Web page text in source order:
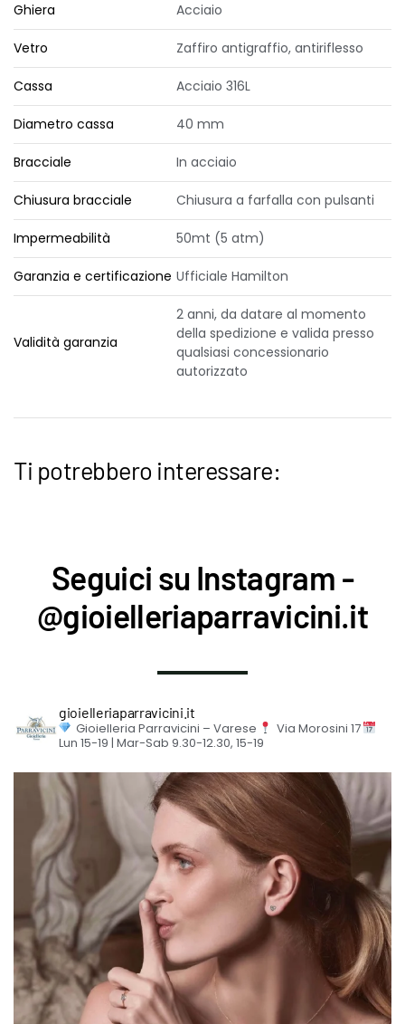
Ghiera Acciaio
Vetro Zaffiro antigraffio, antiriflesso
Cassa Acciaio 316L
Diametro cassa 40 mm
Bracciale In acciaio
Chiusura bracciale Chiusura a farfalla con pulsanti
Impermeabilità 50mt (5 atm)
Garanzia e certificazione Ufficiale Hamilton
Validità garanzia
2 anni, da datare al momento
della spedizione e valida presso
qualsiasi concessionario
autorizzato
Ti potrebbero interessare:
Seguici su Instagram -
@gioielleriaparravicini.it
gioielleriaparravicini.it
Gioielleria Parravicini – Varese
Via Morosini 17
Lun 15-19 | Mar-Sab 9.30-12.30, 15-19